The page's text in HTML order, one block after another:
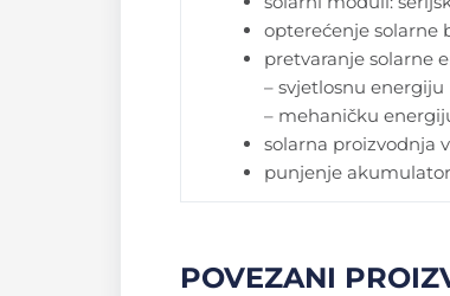
opterećenje solarne
pretvaranje solarne
– svjetlosnu energiju
– mehaničku
solarna proizvodnja
punjenje
POVEZANI